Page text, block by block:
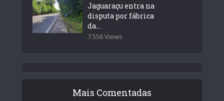
Jaguaraçu entra na
disputa por fábrica
da...
7.556 Views
Mais Comentadas